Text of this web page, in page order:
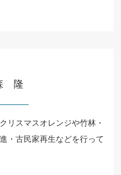
隆
リスマスオレンジや竹林・
・古民家再生などを行って